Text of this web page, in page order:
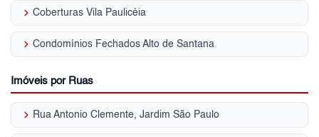
keyboard_arrow_right Coberturas Vila Paulicéia
keyboard_arrow_right Condomínios Fechados Alto de Santana
Imóveis por Ruas
keyboard_arrow_right Rua Antonio Clemente, Jardim São Paulo